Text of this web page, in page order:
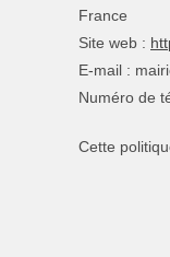
France
Site web :
E-mail :
Numéro de
Cette